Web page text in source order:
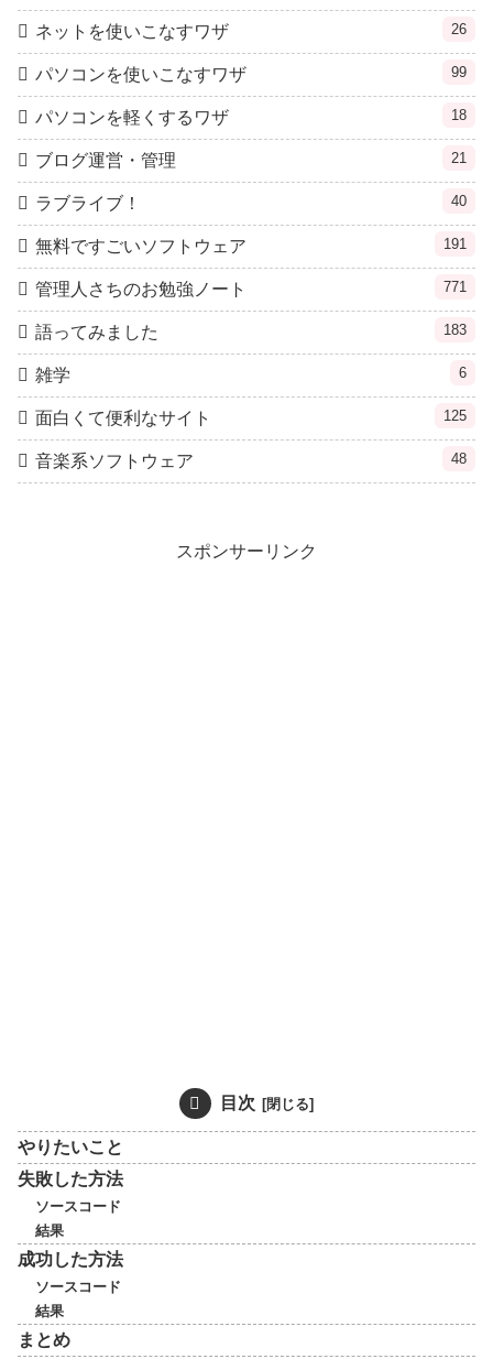
ネットを使いこなすワザ 26
パソコンを使いこなすワザ 99
パソコンを軽くするワザ 18
ブログ運営・管理 21
ラブライブ！ 40
無料ですごいソフトウェア 191
管理人さちのお勉強ノート 771
語ってみました 183
雑学 6
面白くて便利なサイト 125
音楽系ソフトウェア 48
スポンサーリンク
目次
やりたいこと
失敗した方法
ソースコード
結果
成功した方法
ソースコード
結果
まとめ